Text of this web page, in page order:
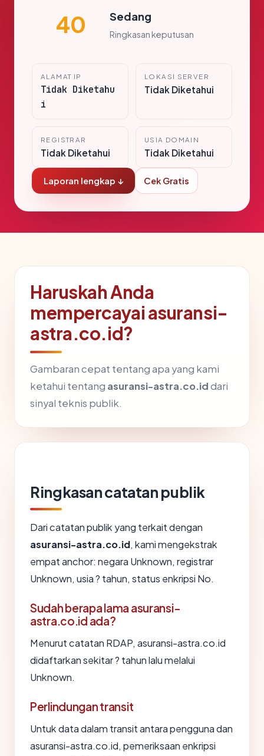
40 Sedang
Ringkasan keputusan
ALAMAT IP
Tidak Diketahu
i
LOKASI SERVER
Tidak Diketahui
REGISTRAR
Tidak Diketahui
USIA DOMAIN
Tidak Diketahui
Laporan lengkap ↓ Cek Gratis
Haruskah Anda
mempercayai asuransi-
astra.co.id?
Gambaran cepat tentang apa yang kami
ketahui tentang asuransi-astra.co.iddari
sinyal teknis publik.
Ringkasan catatan publik
Dari catatan publik yang terkait dengan
asuransi-astra.co.id, kami mengekstrak
empat anchor: negara Unknown, registrar
Unknown, usia ? tahun, status enkripsi No.
Sudah berapa lama asuransi-
astra.co.id ada?
Menurut catatan RDAP, asuransi-astra.co.id
didaftarkan sekitar ? tahun lalu melalui
Unknown.
Perlindungan transit
Untuk data dalam transit antara pengguna dan
asuransi-astra.co.id, pemeriksaan enkripsi